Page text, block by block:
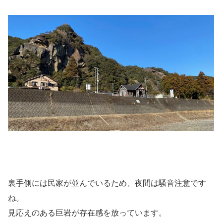
裏手側には民家が並んでいるため、夜間は騒音注意です
ね。
見応えのある巨岩が存在感を放っています。